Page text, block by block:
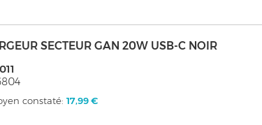
SECTEUR GAN 20W USB-C NOIR
constaté:17,99 €